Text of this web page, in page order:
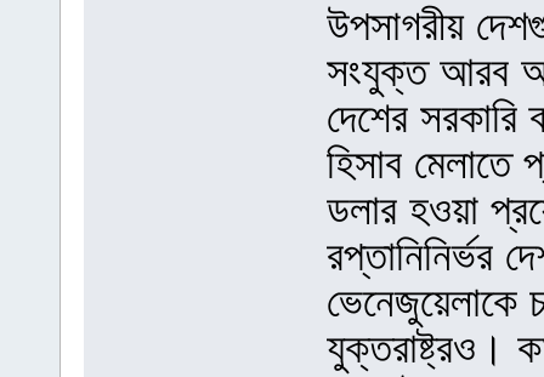
উপসাগরীয়
সংযুক্ত আরব
দেশের
হিসাব
ডলার হওয়া
রপ্তানিনির্ভর
ভেনেজুয়েলাকে
যুক্তরাষ্ট্রও।